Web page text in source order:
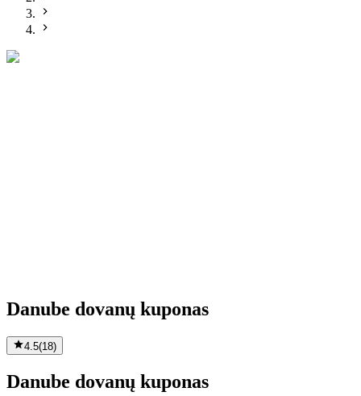
Danube dovanų kuponas
4.5(18)
Danube dovanų kuponas